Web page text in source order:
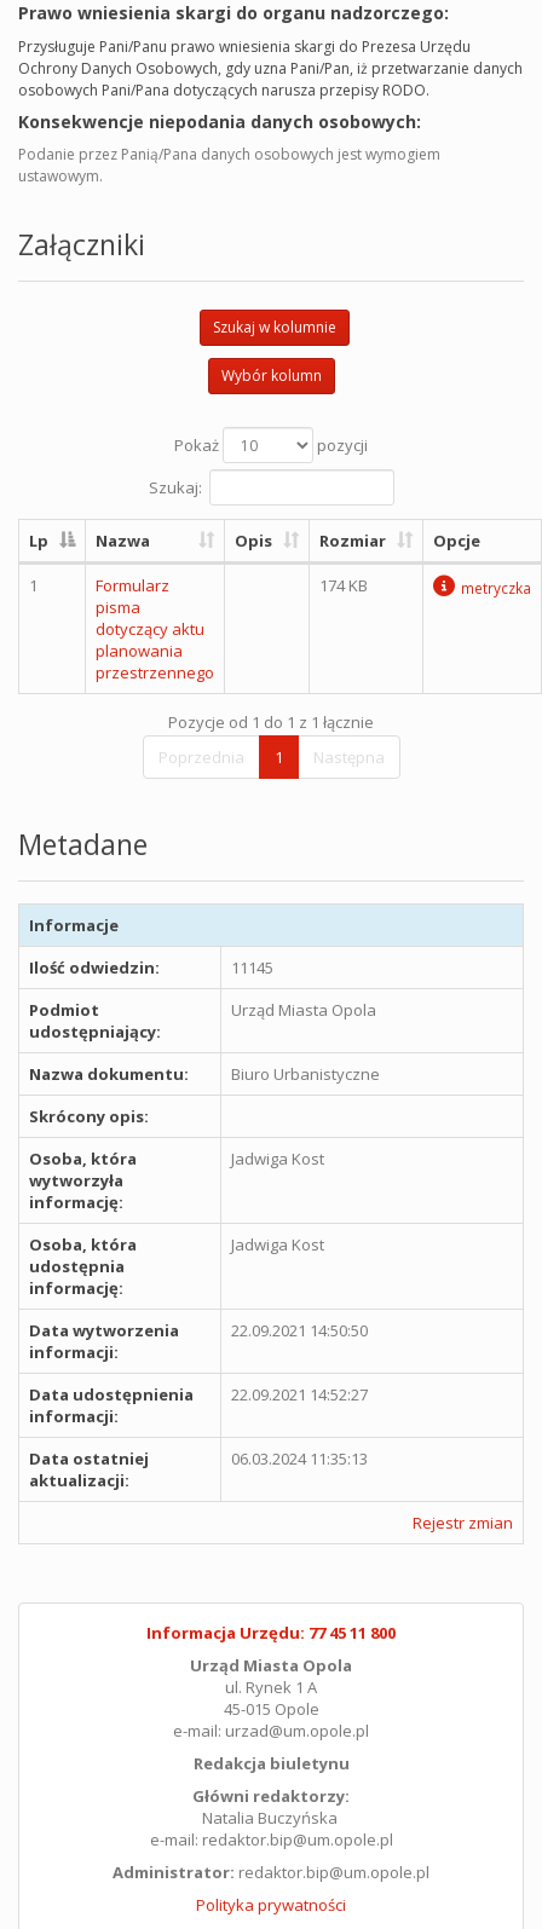
Prawo wniesienia skargi do organu nadzorczego:
Przysługuje Pani/Panu prawo wniesienia skargi do Prezesa Urzędu
Ochrony Danych Osobowych, gdy uzna Pani/Pan, iż przetwarzanie danych
osobowych Pani/Pana dotyczących narusza przepisy RODO.
Konsekwencje niepodania danych osobowych:
Podanie przez Panią/Pana danych osobowych jest wymogiem
ustawowym.
Załączniki
Szukaj w kolumnie
Wybór kolumn
Pokaż
pozycji
Szukaj:
Lp Nazwa Opis Rozmiar Opcje
1
Formularz
pisma
dotyczący aktu
planowania
przestrzennego
174 KB metryczka
Pozycje od 1 do 1 z 1 łącznie
Poprzednia
1 Następna
Metadane
Informacje
Ilość odwiedzin:
11145
Podmiot
udostępniający:
Urząd Miasta Opola
Nazwa dokumentu:
Biuro Urbanistyczne
Skrócony opis:
Osoba, która
wytworzyła
informację:
Jadwiga Kost
Osoba, która
udostępnia
informację:
Jadwiga Kost
Data wytworzenia
informacji:
22.09.2021 14:50:50
Data udostępnienia
informacji:
22.09.2021 14:52:27
Data ostatniej
aktualizacji:
06.03.2024 11:35:13
Rejestr zmian
Informacja Urzędu: 77 45 11 800
Urząd Miasta Opola
ul. Rynek 1 A
45-015 Opole
e-mail: urzad@um.opole.pl
Redakcja biuletynu
Główni redaktorzy:
Natalia Buczyńska
e-mail: redaktor.bip@um.opole.pl
Administrator: redaktor.bip@um.opole.pl
Polityka prywatności